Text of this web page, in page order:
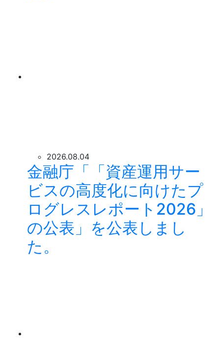
2026.08.04
金融庁「「資産運用サー
ビスの高度化に向けたプ
ログレスレポート2026」
の公表」を公表しまし
た。